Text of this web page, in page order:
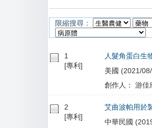
限縮搜尋：
1
[專利]
人髮角蛋白生
美國 (2021/
創作人： 游佳
2
[專利]
艾曲波帕用於
中華民國